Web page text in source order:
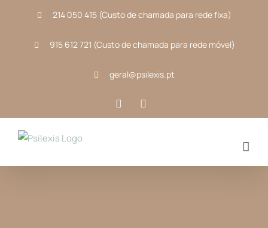
214 050 415 (Custo de chamada para rede fixa)
915 612 721 (Custo de chamada para rede móvel)
geral@psilexis.pt
Facebook